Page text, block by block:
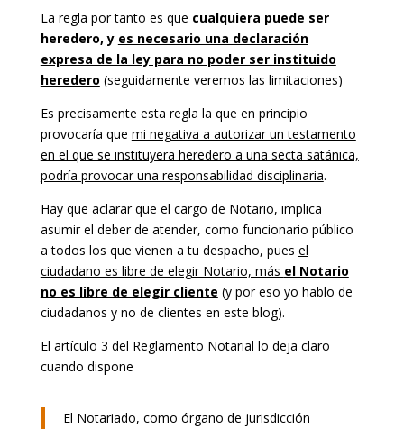
La regla por tanto es que cualquiera puede ser
heredero, y es necesario una declaración
expresa de la ley para no poder ser instituido
heredero (seguidamente veremos las limitaciones)
Es precisamente esta regla la que en principio
provocaría que mi negativa a autorizar un testamento
en el que se instituyera heredero a una secta satánica,
podría provocar una responsabilidad disciplinaria.
Hay que aclarar que el cargo de Notario, implica
asumir el deber de atender, como funcionario público
a todos los que vienen a tu despacho, pues el
ciudadano es libre de elegir Notario, más el Notario
no es libre de elegir cliente (y por eso yo hablo de
ciudadanos y no de clientes en este blog).
El artículo 3 del Reglamento Notarial lo deja claro
cuando dispone
El Notariado, como órgano de jurisdicción